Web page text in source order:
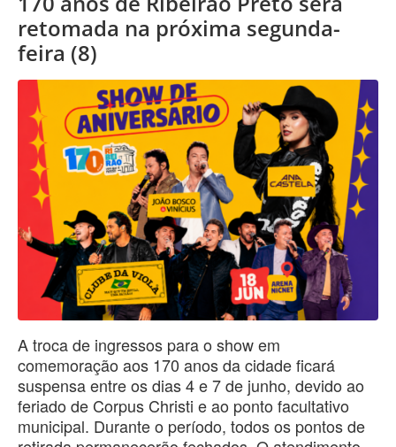
retomada na próxima segunda-
feira (8)
A troca de ingressos para o show em
comemoração aos 170 anos da cidade ficará
suspensa entre os dias 4 e 7 de junho, devido ao
feriado de Corpus Christi e ao ponto facultativo
municipal. Durante o período, todos os pontos de